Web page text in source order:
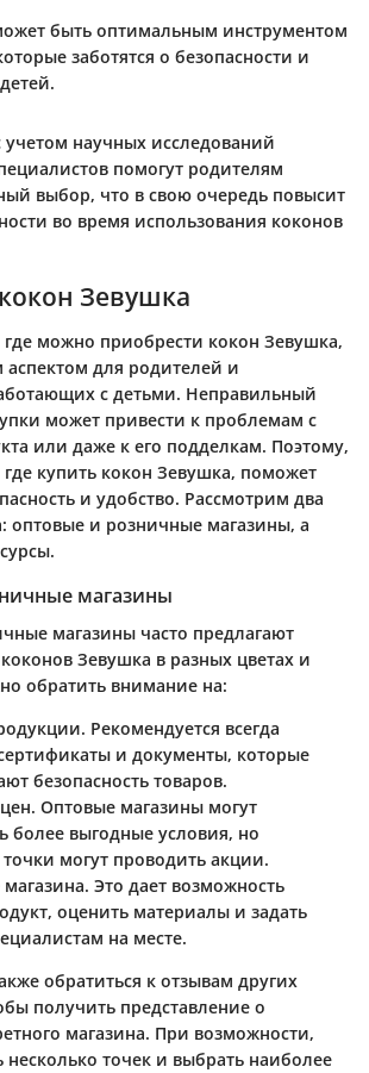
быть оптимальным инструментом
заботятся о безопасности и
учетом научных исследований
помогут родителям
выбор, что в свою очередь повысит
во время использования коконов
Зевушка
можно приобрести кокон Зевушка,
аспектом для родителей и
с детьми. Неправильный
может привести к проблемам с
или даже к его подделкам. Поэтому,
купить кокон Зевушка, поможет
и удобство. Рассмотрим два
оптовые и розничные магазины, а
магазины
магазины часто предлагают
Зевушка в разных цветах и
обратить внимание на:
. Рекомендуется всегда
и документы, которые
безопасность товаров.
. Оптовые магазины могут
более выгодные условия, но
могут проводить акции.
. Это дает возможность
оценить материалы и задать
на месте.
обратиться к отзывам других
получить представление о
магазина. При возможности,
несколько точек и выбрать наиболее